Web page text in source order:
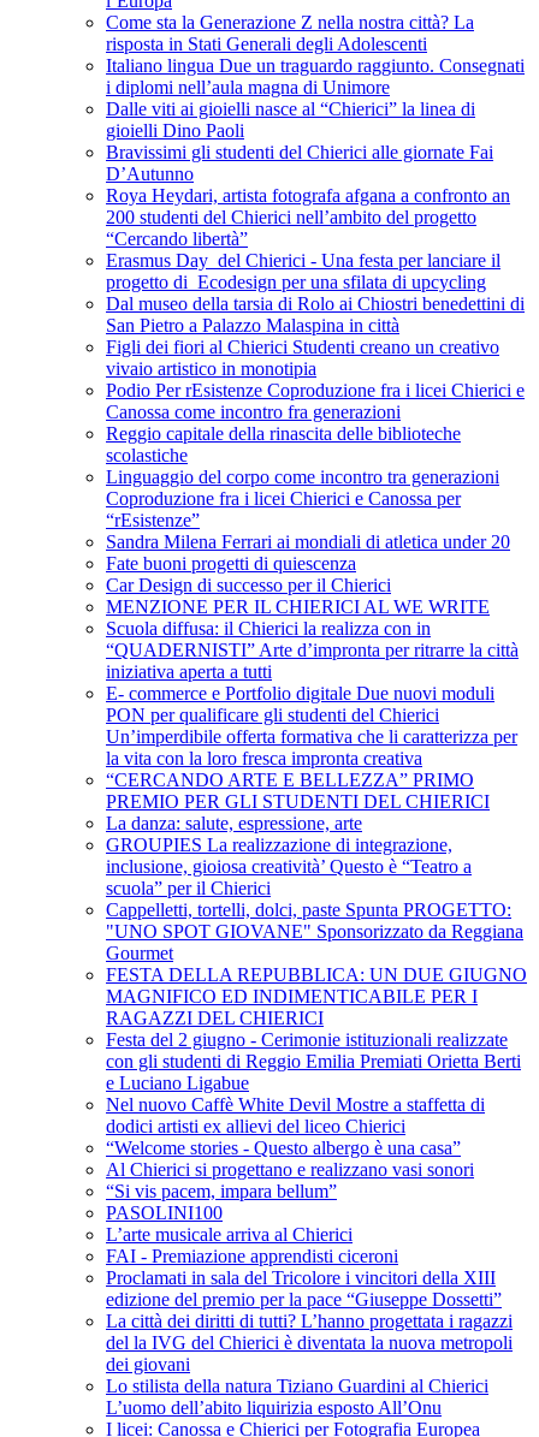
Come sta la Generazione Z nella nostra città? La
risposta in Stati Generali degli Adolescenti
Italiano lingua Due un traguardo raggiunto. Consegnati
i diplomi nell’aula magna di Unimore
Dalle viti ai gioielli nasce al “Chierici” la linea di
gioielli Dino Paoli
Bravissimi gli studenti del Chierici alle giornate Fai
D’Autunno
Roya Heydari, artista fotografa afgana a confronto an
200 studenti del Chierici nell’ambito del progetto
“Cercando libertà”
Erasmus Day del Chierici - Una festa per lanciare il
progetto di Ecodesign per una sfilata di upcycling
Dal museo della tarsia di Rolo ai Chiostri benedettini di
San Pietro a Palazzo Malaspina in città
Figli dei fiori al Chierici Studenti creano un creativo
vivaio artistico in monotipia
Podio Per rEsistenze Coproduzione fra i licei Chierici e
Canossa come incontro fra generazioni
Reggio capitale della rinascita delle biblioteche
scolastiche
Linguaggio del corpo come incontro tra generazioni
Coproduzione fra i licei Chierici e Canossa per
“rEsistenze”
Sandra Milena Ferrari ai mondiali di atletica under 20
Fate buoni progetti di quiescenza
Car Design di successo per il Chierici
MENZIONE PER IL CHIERICI AL WE WRITE
Scuola diffusa: il Chierici la realizza con in
“QUADERNISTI” Arte d’impronta per ritrarre la città
iniziativa aperta a tutti
E- commerce e Portfolio digitale Due nuovi moduli
PON per qualificare gli studenti del Chierici
Un’imperdibile offerta formativa che li caratterizza per
la vita con la loro fresca impronta creativa
“CERCANDO ARTE E BELLEZZA” PRIMO
PREMIO PER GLI STUDENTI DEL CHIERICI
La danza: salute, espressione, arte
GROUPIES La realizzazione di integrazione,
inclusione, gioiosa creatività’ Questo è “Teatro a
scuola” per il Chierici
Cappelletti, tortelli, dolci, paste Spunta PROGETTO:
"UNO SPOT GIOVANE" Sponsorizzato da Reggiana
Gourmet
FESTA DELLA REPUBBLICA: UN DUE GIUGNO
MAGNIFICO ED INDIMENTICABILE PER I
RAGAZZI DEL CHIERICI
Festa del 2 giugno - Cerimonie istituzionali realizzate
con gli studenti di Reggio Emilia Premiati Orietta Berti
e Luciano Ligabue
Nel nuovo Caffè White Devil Mostre a staffetta di
dodici artisti ex allievi del liceo Chierici
“Welcome stories - Questo albergo è una casa”
Al Chierici si progettano e realizzano vasi sonori
“Si vis pacem, impara bellum”
PASOLINI100
L’arte musicale arriva al Chierici
FAI - Premiazione apprendisti ciceroni
Proclamati in sala del Tricolore i vincitori della XIII
edizione del premio per la pace “Giuseppe Dossetti”
La città dei diritti di tutti? L’hanno progettata i ragazzi
del la IVG del Chierici è diventata la nuova metropoli
dei giovani
Lo stilista della natura Tiziano Guardini al Chierici
L’uomo dell’abito liquirizia esposto All’Onu
I licei: Canossa e Chierici per Fotografia Europea